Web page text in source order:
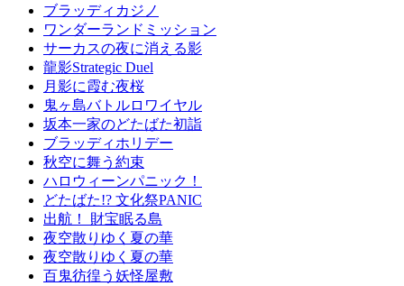
ブラッディカジノ
ワンダーランドミッション
サーカスの夜に消える影
龍影Strategic Duel
月影に霞む夜桜
鬼ヶ島バトルロワイヤル
坂本一家のどたばた初詣
ブラッディホリデー
秋空に舞う約束
ハロウィーンパニック！
どたばた!? 文化祭PANIC
出航！ 財宝眠る島
夜空散りゆく夏の華
夜空散りゆく夏の華
百鬼彷徨う妖怪屋敷